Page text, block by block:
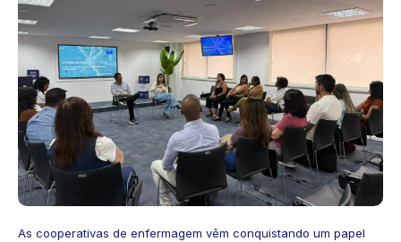
As cooperativas de enfermagem vêm conquistando um papel